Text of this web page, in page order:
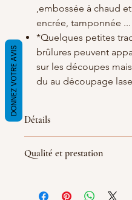
,embossée à chaud
encrée, tamponnée ...
*Quelques petites
brûlures peuvent
sur les découpes
du au découpage
Détails
1.5 mm d'épaisseur
varier)
Qualité et prestation
les découpes sont réalisé le
DONNEZ VOTRE AVIS